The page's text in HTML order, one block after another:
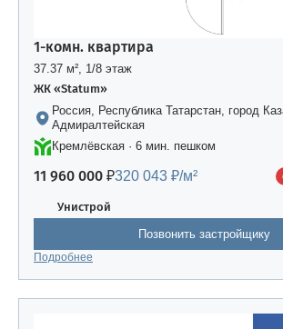
1-комн. квартира
37.37 м², 1/8 этаж
ЖК «Statum»
Россия, Республика Татарстан, город
Адмиралтейская
Кремлёвская · 6 мин. пешком
11 960 000 ₽320 043 ₽/м²
Унистрой
Позвонить застройщику
Подробнее